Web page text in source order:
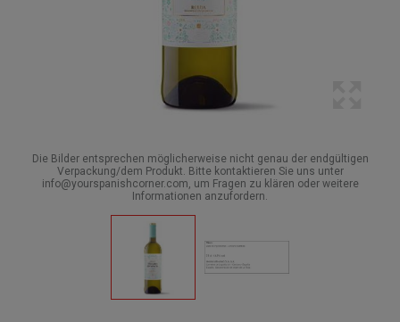
Die Bilder entsprechen möglicherweise nicht genau der endgültigen
Verpackung/dem Produkt. Bitte kontaktieren Sie uns unter
info@yourspanishcorner.com, um Fragen zu klären oder weitere
Informationen anzufordern.